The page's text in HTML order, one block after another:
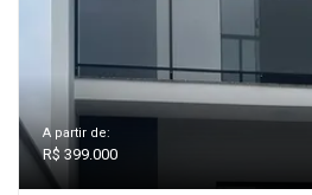
A partir de:
R$ 399.000